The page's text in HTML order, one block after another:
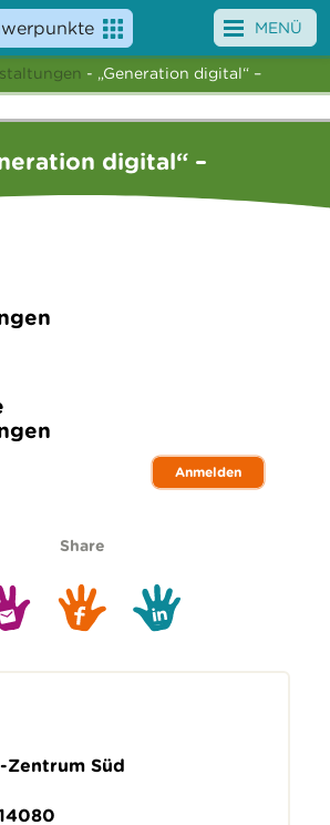
MENÜ
- „Generation digital“ –
digital“ –
Anmelden
Share
Süd